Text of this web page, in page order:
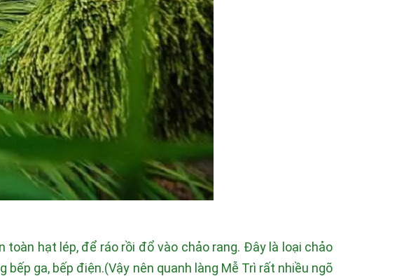
hạt lép, để ráo rồi đổ vào chảo rang. Đây là loại chảo
ga, bếp điện.(Vậy nên quanh làng Mễ Trì rất nhiều ngõ